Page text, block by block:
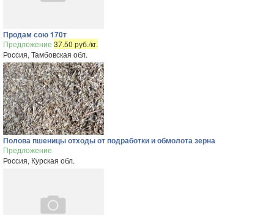
Продам сою 170т
Предложение 37.50 руб./кг.
Россия, Тамбовская обл.
Полова пшеницы отходы от подработки и обмолота зерна
Предложение
Россия, Курская обл.